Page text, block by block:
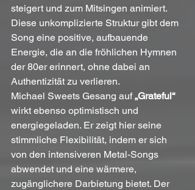
steigert und zum Mitsingen animiert.
Diese unkomplizierte Struktur gibt dem
Song eine positive, aufbauende
Energie, die an die fröhlichen Hymnen
der 80er erinnert, ohne dabei an
Authentizität zu verlieren.
Michael Sweets Gesang auf „Grateful“
wirkt ebenso optimistisch und
energiegeladen. Er zeigt hier seine
stimmliche Flexibilität, indem er sich
von den intensiveren Metal-Songs
abwendet und eine wärmere,
zugänglichere Darbietung bietet. Der